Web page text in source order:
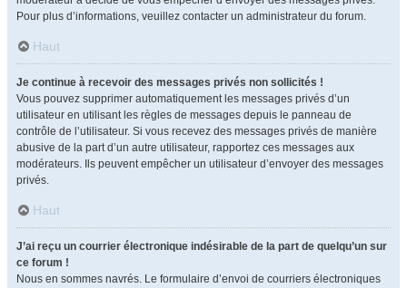
Pour plus d’informations, veuillez contacter un administrateur du forum.
Haut
Je continue à recevoir des messages privés non sollicités !
Vous pouvez supprimer automatiquement les messages privés d’un
utilisateur en utilisant les règles de messages depuis le panneau de
contrôle de l’utilisateur. Si vous recevez des messages privés de manière
abusive de la part d’un autre utilisateur, rapportez ces messages aux
modérateurs. Ils peuvent empêcher un utilisateur d’envoyer des messages
privés.
Haut
J’ai reçu un courrier électronique indésirable de la part de quelqu’un sur
ce forum !
Nous en sommes navrés. Le formulaire d’envoi de courriers électroniques